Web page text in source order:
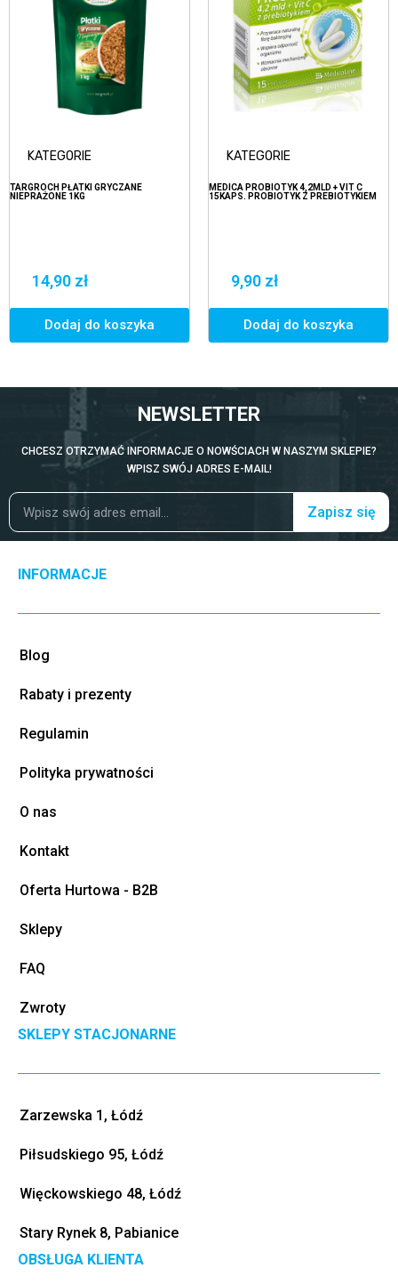
KATEGORIE
TARGROCH PŁATKI GRYCZANE
NIEPRAŻONE 1KG
14,90 zł
Dodaj do koszyka
KATEGORIE
MEDICA PROBIOTYK 4,2MLD + VIT C
15KAPS. PROBIOTYK Z PREBIOTYKIEM
9,90 zł
Dodaj do koszyka
NEWSLETTER
CHCESZ OTRZYMAĆ INFORMACJE O NOWŚCIACH W NASZYM SKLEPIE?
WPISZ SWÓJ ADRES E-MAIL!
Zapisz się
INFORMACJE
Blog
Rabaty i prezenty
Regulamin
Polityka prywatności
O nas
Kontakt
Oferta Hurtowa - B2B
Sklepy
FAQ
Zwroty
SKLEPY STACJONARNE
Zarzewska 1, Łódź
Piłsudskiego 95, Łódź
Więckowskiego 48, Łódź
Stary Rynek 8, Pabianice
OBSŁUGA KLIENTA